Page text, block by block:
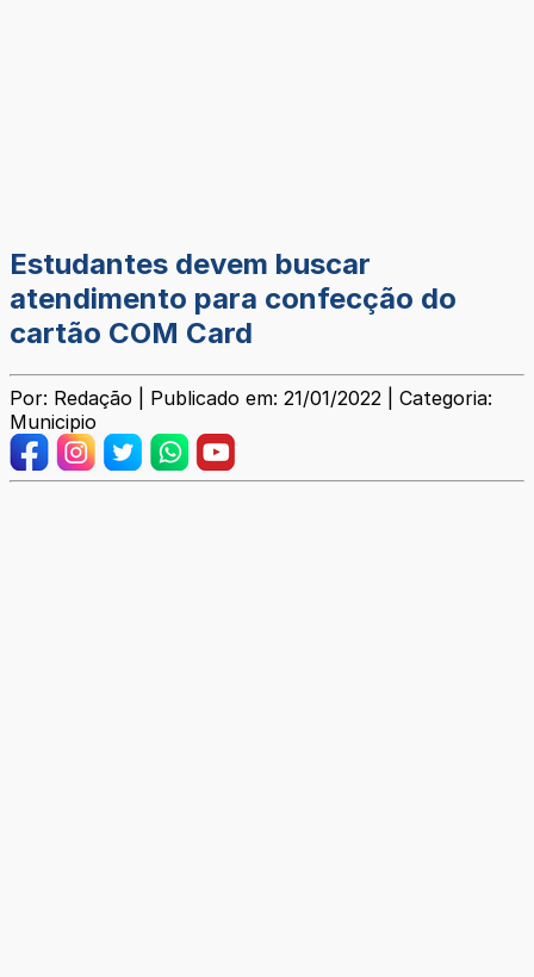
Estudantes devem buscar
atendimento para confecção do
cartão COM Card
Por: Redação | Publicado em: 21/01/2022 | Categoria:
Municipio